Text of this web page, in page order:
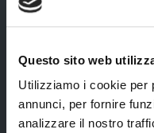
Questo sito web
Utilizziamo i cookie per
annunci, per fornire
analizzare il nostro
stiva max 23 kg a
aeroportuali
persona incluso
nel prezzo del
viaggio);